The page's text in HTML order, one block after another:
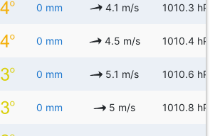
0 mm 4.1 m/s 1010.3 hPa
0 mm 4.5 m/s 1010.4 hPa
0 mm 5.1 m/s 1010.6 hPa
0 mm 5 m/s 1010.8 hPa